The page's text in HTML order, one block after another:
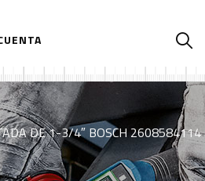
DE 1-3/4″ BOSCH 2608584114